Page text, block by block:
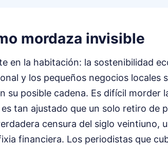
mordaza invisible
en la habitación: la sostenibilidad
y los pequeños negocios locales
su posible cadena. Es difícil morder
tan ajustado que un solo retiro de
censura del siglo veintiuno,
financiera. Los periodistas que